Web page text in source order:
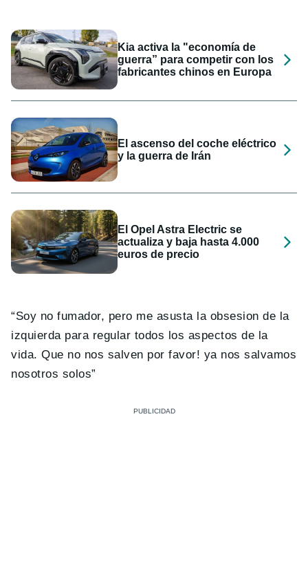
Kia activa la "economía de
guerra” para competir con los
fabricantes chinos en Europa
El ascenso del coche eléctrico
y la guerra de Irán
El Opel Astra Electric se
actualiza y baja hasta 4.000
euros de precio
“Soy no fumador, pero me asusta la obsesion de la
izquierda para regular todos los aspectos de la
vida. Que no nos salven por favor! ya nos salvamos
nosotros solos”